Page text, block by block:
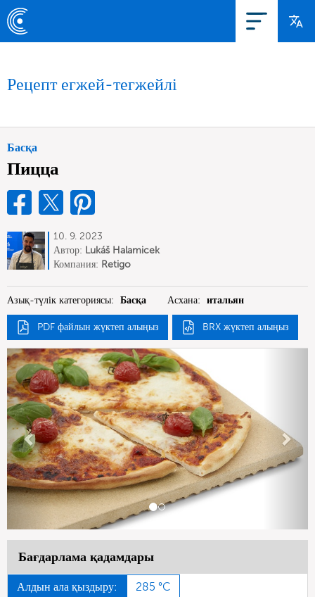
Рецепт егжей-тегжейлі
Басқа
Пицца
10. 9. 2023
Автор: Lukáš Halamicek
Компания: Retigo
Азық-түлік категориясы: Басқа Асхана: итальян
PDF файлын жүктеп алыңыз BRX жүктеп алыңыз
Previous
Бағдарлама қадамдары
Алдын ала қыздыру: 285 °C